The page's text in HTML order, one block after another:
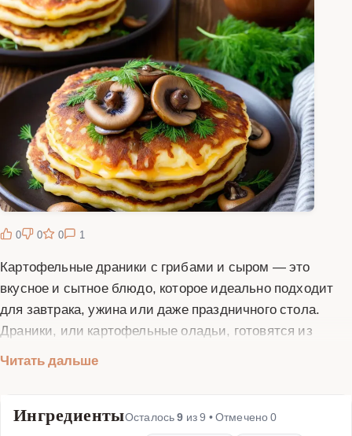
0 0 0 1
Картофельные драники с грибами и сыром — это
вкусное и сытное блюдо, которое идеально подходит
для завтрака, ужина или даже праздничного стола.
Драники, или картофельные оладьи, готовятся из
мукой и специями. Добавление грибов и сыра придает
можно использовать любые: шампиньоны, вешенки
Читать дальше
ИнгредиентыОсталось9 из9 • Отмечено0